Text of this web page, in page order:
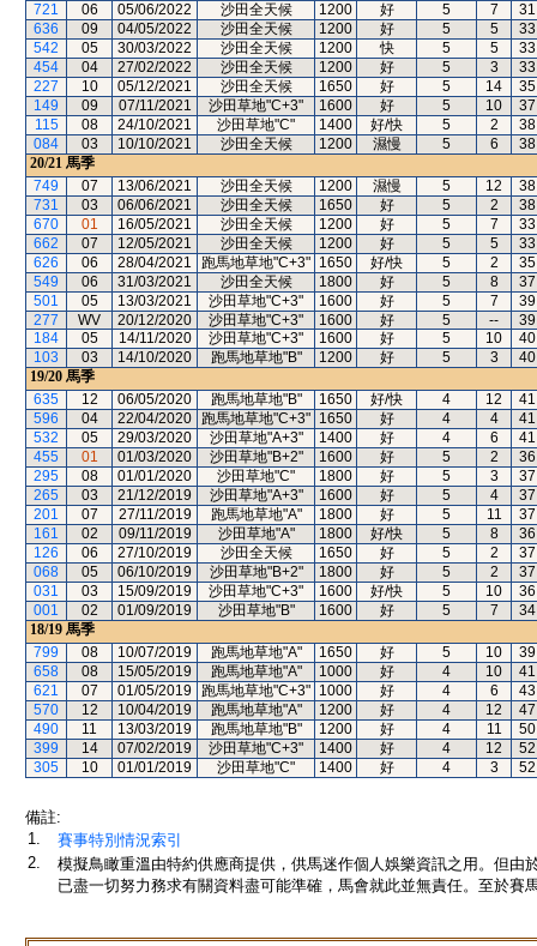
721
06 05/06/2022 沙田全天候 1200 好 5 7
31
636
09 04/05/2022 沙田全天候 1200 好 5 5
33
542
05 30/03/2022 沙田全天候 1200 快 5 5
33
454
04 27/02/2022 沙田全天候 1200 好 5 3
33
227
10 05/12/2021 沙田全天候 1650 好 5 14
35
149
09 07/11/2021 沙田草地"C+3" 1600 好 5 10
37
115
08 24/10/2021 沙田草地"C" 1400 好/快 5 2
38
084
03 10/10/2021 沙田全天候 1200 濕慢 5 6
38
20/21 馬季
749
07 13/06/2021 沙田全天候 1200 濕慢 5 12
38
731
03 06/06/2021 沙田全天候 1650 好 5 2
38
670
01 16/05/2021 沙田全天候 1200 好 5 7
33
662
07 12/05/2021 沙田全天候 1200 好 5 5
33
626
06 28/04/2021 跑馬地草地"C+3" 1650 好/快 5 2
35
549
06 31/03/2021 沙田全天候 1800 好 5 8
37
501
05 13/03/2021 沙田草地"C+3" 1600 好 5 7
39
277
WV 20/12/2020 沙田草地"C+3" 1600 好 5 --
39
184
05 14/11/2020 沙田草地"C+3" 1600 好 5 10
40
103
03 14/10/2020 跑馬地草地"B" 1200 好 5 3
40
19/20 馬季
635
12 06/05/2020 跑馬地草地"B" 1650 好/快 4 12
41
596
04 22/04/2020 跑馬地草地"C+3" 1650 好 4 4
41
532
05 29/03/2020 沙田草地"A+3" 1400 好 4 6
41
455
01 01/03/2020 沙田草地"B+2" 1600 好 5 2
36
295
08 01/01/2020 沙田草地"C" 1800 好 5 3
37
265
03 21/12/2019 沙田草地"A+3" 1600 好 5 4
37
201
07 27/11/2019 跑馬地草地"A" 1800 好 5 11
37
161
02 09/11/2019 沙田草地"A" 1800 好/快 5 8
36
126
06 27/10/2019 沙田全天候 1650 好 5 2
37
068
05 06/10/2019 沙田草地"B+2" 1800 好 5 2
37
031
03 15/09/2019 沙田草地"C+3" 1600 好/快 5 10
36
001
02 01/09/2019 沙田草地"B" 1600 好 5 7
34
18/19 馬季
799
08 10/07/2019 跑馬地草地"A" 1650 好 5 10
39
658
08 15/05/2019 跑馬地草地"A" 1000 好 4 10
41
621
07 01/05/2019 跑馬地草地"C+3" 1000 好 4 6
43
570
12 10/04/2019 跑馬地草地"A" 1200 好 4 12
47
490
11 13/03/2019 跑馬地草地"B" 1200 好 4 11
50
399
14 07/02/2019 沙田草地"C+3" 1400 好 4 12
52
305
10 01/01/2019 沙田草地"C" 1400 好 4 3 52
備註:
1.
賽事特別情況索引
2.
模擬鳥瞰重溫由特約供應商提供，供馬迷作個人娛樂資訊之用。但
已盡一切努力務求有關資料盡可能準確，馬會就此並無責任。至於賽